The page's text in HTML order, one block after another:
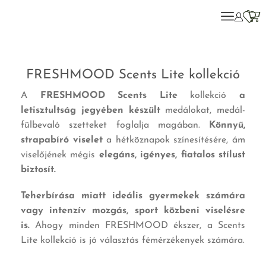
FRESHMOOD Scents Lite kollekció
A FRESHMOOD Scents Litekollekció a
letisztultság jegyében készültmedálokat, medál-
fülbevaló szetteket foglalja magában.
Könnyű,
strapabíró viseleta hétköznapok színesítésére, ám
viselőjének mégis elegáns, igényes, fiatalos stílust
biztosít.
Teherbírása miatt ideális gyermekek számára
vagy intenzív mozgás, sport közbeni viselésre
is. Ahogy minden FRESHMOOD ékszer, a Scents
Lite kollekció is jó választás fémérzékenyek számára.